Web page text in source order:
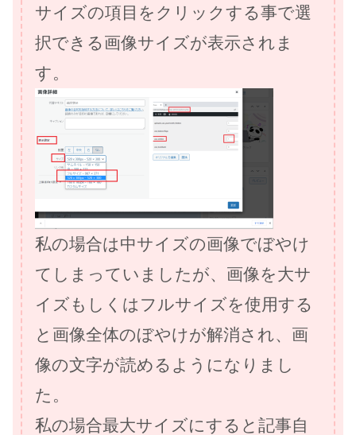
サイズの項目をクリックする事で選
択できる画像サイズが表示されま
す。
私の場合は中サイズの画像でぼやけ
てしまっていましたが、画像を大サ
イズもしくはフルサイズを使用する
と画像全体のぼやけが解消され、画
像の文字が読めるようになりまし
た。
私の場合最大サイズにすると記事自